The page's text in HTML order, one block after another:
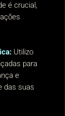
é crucial,
Utilizo
para
e
das suas